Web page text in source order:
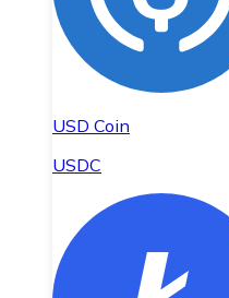
USD Coin
USDC